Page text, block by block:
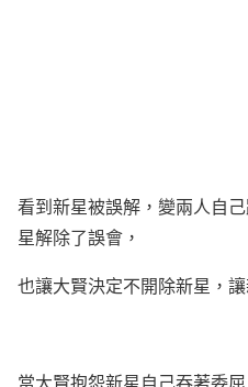
看到新星被誤解，變兩人自
星解除了誤會，
也讓大賢決定不開除新星，
當大賢抱怨新星自己吞著委